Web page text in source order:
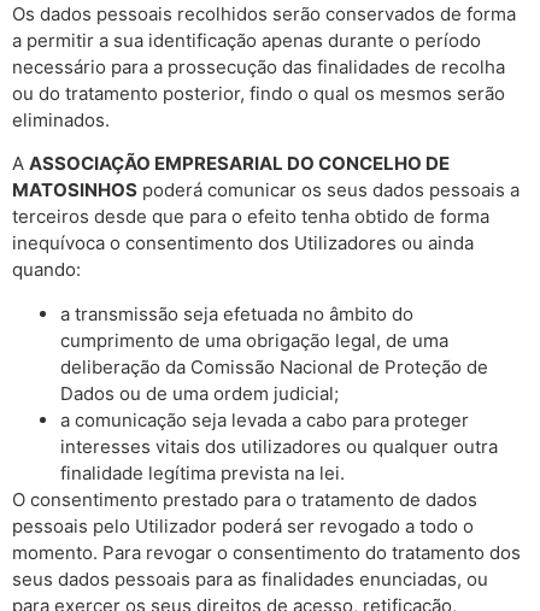
Os dados pessoais recolhidos serão conservados de forma
a permitir a sua identificação apenas durante o período
necessário para a prossecução das finalidades de recolha
ou do tratamento posterior, findo o qual os mesmos serão
eliminados.
A ASSOCIAÇÃO EMPRESARIAL DO CONCELHO DE
MATOSINHOS poderá comunicar os seus dados pessoais a
terceiros desde que para o efeito tenha obtido de forma
inequívoca o consentimento dos Utilizadores ou ainda
quando:
a transmissão seja efetuada no âmbito do
cumprimento de uma obrigação legal, de uma
deliberação da Comissão Nacional de Proteção de
Dados ou de uma ordem judicial;
a comunicação seja levada a cabo para proteger
interesses vitais dos utilizadores ou qualquer outra
finalidade legítima prevista na lei.
O consentimento prestado para o tratamento de dados
pessoais pelo Utilizador poderá ser revogado a todo o
momento. Para revogar o consentimento do tratamento dos
seus dados pessoais para as finalidades enunciadas, ou
para exercer os seus direitos de acesso, retificação,